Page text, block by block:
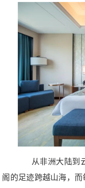
从非洲大陆到
阁的足迹跨越山海，